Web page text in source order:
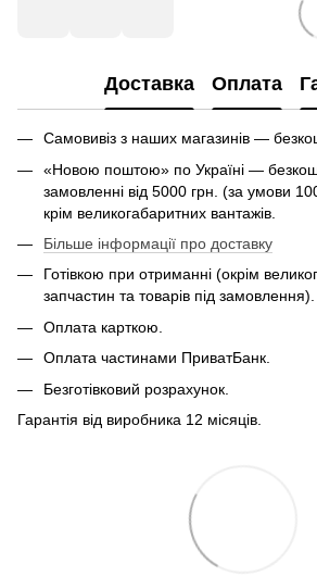
Доставка Оплата
Самовивіз з наших магазинів —
«Новою поштою» по Україні —
замовленні від 5000 грн. (за умови
крім великогабаритних вантажів.
Більше інформації про доставку
Готівкою при отриманні (окрім
запчастин та товарів під замовлення).
Оплата карткою.
Оплата частинами ПриватБанк.
Безготівковий розрахунок.
Гарантія від виробника 12 місяців.